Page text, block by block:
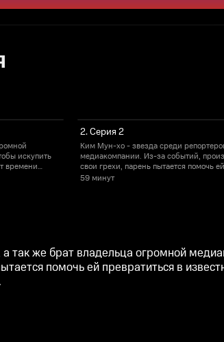
искупить
времени
2. Серия 2
Ким Мун-хо - звезда среди
медиакомпании. Из-за событий,
свои грехи, парень пытается помочь
повзрослевшая Ён-щин начинает
59 минут
так же брат владельца огромной
помочь ей превратиться в